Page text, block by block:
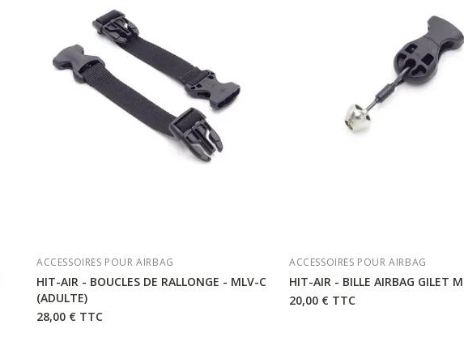
ACCESSOIRES POUR AIRBAG
HIT-AIR - BOUCLES DE RALLONGE - MLV-C
(ADULTE)
28,00 € TTC
ACCESSOIRES POUR AIRBAG
HIT-AIR - BILLE AIRBAG GILET
20,00 € TTC